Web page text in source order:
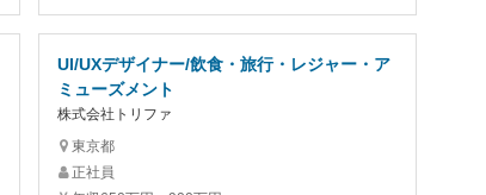
UI/UXデザイナー/飲食・旅行・レジャー・ア
ミューズメント
株式会社トリファ
東京都
正社員